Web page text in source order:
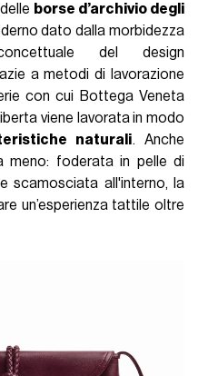
borse d’archivio degli
dato dalla morbidezza
del design
a metodi di lavorazione
con cui Bottega Veneta
viene lavorata in modo
naturali. Anche
meno: foderata in pelle di
scamosciata all'interno, la
un’esperienza tattile oltre